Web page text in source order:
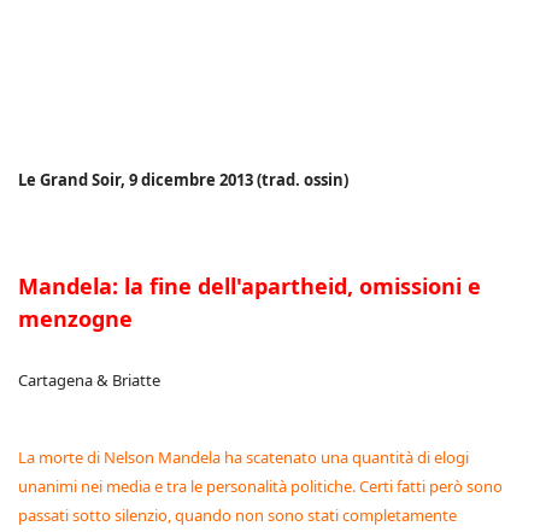
Le Grand Soir, 9 dicembre 2013 (trad. ossin)
Mandela: la fine dell'apartheid, omissioni e
menzogne
Cartagena & Briatte
La morte di Nelson Mandela ha scatenato una quantità di elogi
unanimi nei media e tra le personalità politiche. Certi fatti però sono
passati sotto silenzio, quando non sono stati completamente